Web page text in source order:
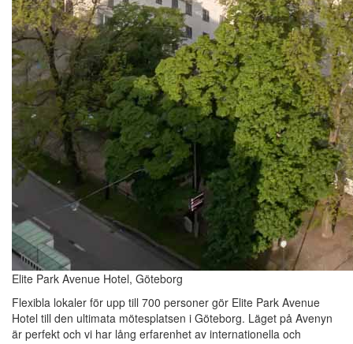
Elite Park Avenue Hotel, Göteborg
Flexibla lokaler för upp till 700 personer gör Elite Park Avenue
Hotel till den ultimata mötesplatsen i Göteborg. Läget på Avenyn
är perfekt och vi har lång erfarenhet av internationella och